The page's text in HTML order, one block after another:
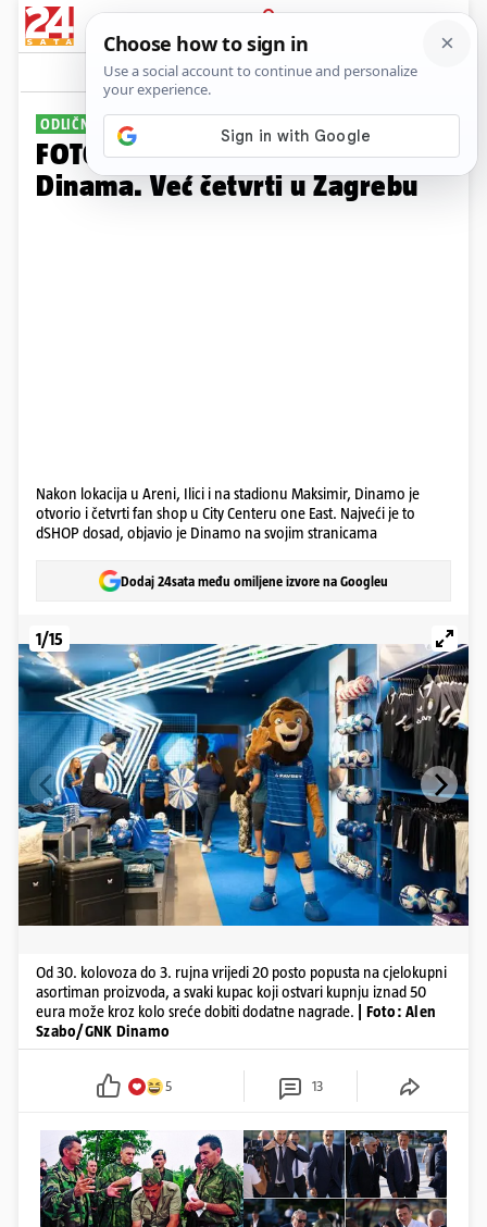
PRIJAVA
Galerija Komentari
ODLIČNO IZGLEDA
FOTO Zavirite u najveći fan shop
Dinama. Već četvrti u Zagrebu
Nakon lokacija u Areni, Ilici i na stadionu Maksimir, Dinamo je
otvorio i četvrti fan shop u City Centeru one East. Najveći je to
dSHOP dosad, objavio je Dinamo na svojim stranicama
Dodaj 24sata među omiljene izvore na Googleu
1/15
Od 30. kolovoza do 3. rujna vrijedi 20 posto popusta na cjelokupni
asortiman proizvoda, a svaki kupac koji ostvari kupnju iznad 50
eura može kroz kolo sreće dobiti dodatne nagrade.
| Foto: Alen
Szabo/GNK Dinamo
5 13